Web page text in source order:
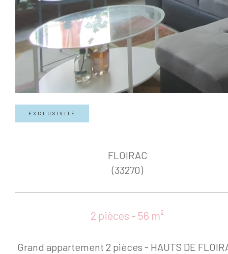
EXCLUSIVITÉ
FLOIRAC
(33270)
2 pièces - 56 m²
Grand appartement 2 pièces - HAUTS DE